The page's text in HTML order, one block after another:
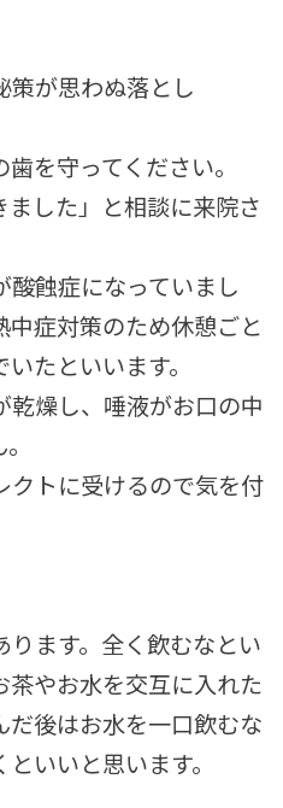
策が思わぬ落とし
を守ってください。
ました」と相談に来院さ
酸蝕症になっていまし
症対策のため休憩ごと
たといいます。
乾燥し、唾液がお口の中
クトに受けるので気を付
ます。全く飲むなとい
茶やお水を交互に入れた
だ後はお水を一口飲むな
いいと思います。